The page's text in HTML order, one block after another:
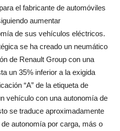
el fabricante de automóviles
aumentar
de sus vehículos eléctricos.
se ha creado un neumático
de Renault Group con una
un 35% inferior a la exigida
“A” de la etiqueta de
vehículo con una autonomía de
se traduce aproximadamente
autonomía por carga, más o